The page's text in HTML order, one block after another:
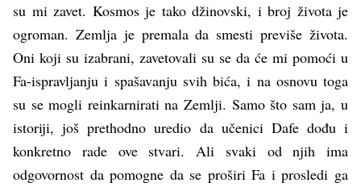
su mi zavet. Kosmos je tako džinovski, i broj života je
ogroman. Zemlja je premala da smesti previše života.
Oni koji su izabrani, zavetovali su se da će mi pomoći u
Fa-ispravljanju i spašavanju svih bića, i na osnovu toga
su se mogli reinkarnirati na Zemlji. Samo što sam ja, u
istoriji, još prethodno uredio da učenici Dafe dođu i
konkretno rade ove stvari. Ali svaki od njih ima
odgovornost da pomogne da se proširi Fa i prosledi ga